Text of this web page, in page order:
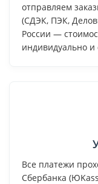
отправляем
(СДЭК, ПЭК,
России —
индивидуально
Все платежи
Сбербанка